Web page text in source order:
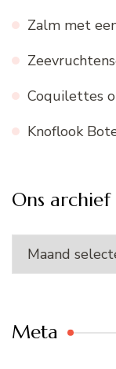
Zalm met
Coquilettes
Knoflook
Ons archief
Ons
archief
Meta